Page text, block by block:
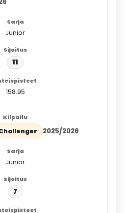
Junior
11
158.95
2025/2026
Junior
7